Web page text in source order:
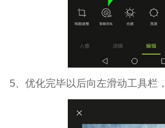
5、优化完毕以后向左滑动工具栏